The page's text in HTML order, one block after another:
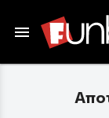
menu